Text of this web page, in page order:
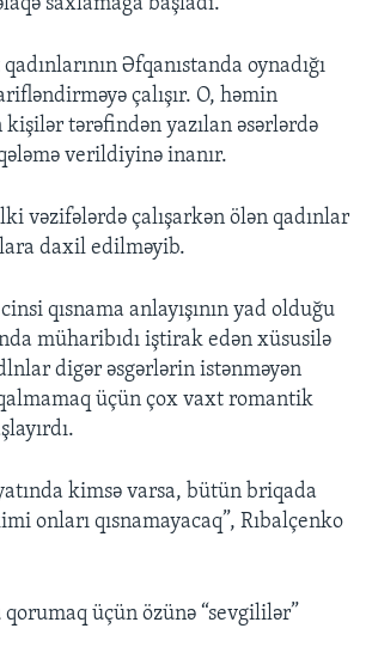
Əfqanıstanda oynadığı
çalışır. O, həmin
kişilər tərəfindən yazılan əsərlərdə
verildiyinə inanır.
vəzifələrdə çalışarkən ölən qadınlar
daxil edilməyib.
qısnama anlayışının yad olduğu
müharibıdı iştirak edən xüsusilə
digər əsgərlərin istənməyən
üçün çox vaxt romantik
kimsə varsa, bütün briqada
onları qısnamayacaq”, Rıbalçenko
üçün özünə “sevgililər”